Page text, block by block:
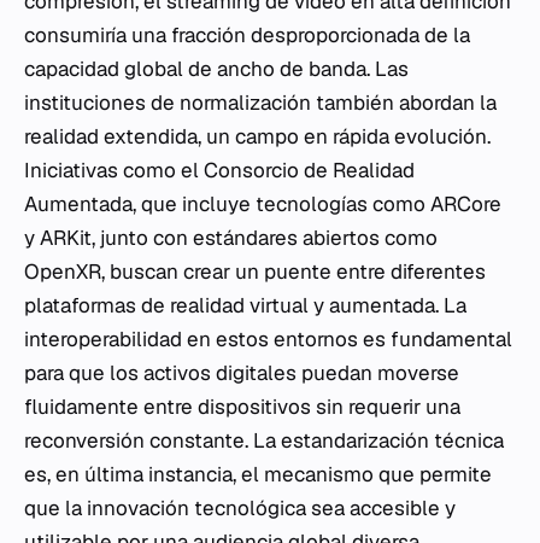
consumiría una fracción desproporcionada de la
capacidad global de ancho de banda. Las
instituciones de normalización también abordan la
realidad extendida, un campo en rápida evolución.
Iniciativas como el Consorcio de Realidad
Aumentada, que incluye tecnologías como ARCore
y ARKit, junto con estándares abiertos como
OpenXR, buscan crear un puente entre diferentes
plataformas de realidad virtual y aumentada. La
interoperabilidad en estos entornos es fundamental
para que los activos digitales puedan moverse
fluidamente entre dispositivos sin requerir una
reconversión constante. La estandarización técnica
es, en última instancia, el mecanismo que permite
que la innovación tecnológica sea accesible y